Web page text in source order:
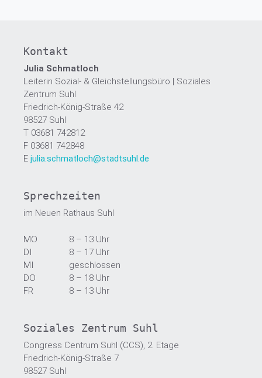
Kontakt
Julia Schmatloch
Leiterin Sozial- & Gleichstellungsbüro | Soziales
Zentrum Suhl
Friedrich-König-Straße 42
98527 Suhl
T 03681 742812
F 03681 742848
E julia.schmatloch@stadtsuhl.de
Sprechzeiten
im Neuen Rathaus Suhl
MO
8 – 13 Uhr
DI
8 – 17 Uhr
MI
geschlossen
DO
8 – 18 Uhr
FR
8 – 13 Uhr
Soziales Zentrum Suhl
Congress Centrum Suhl (CCS), 2. Etage
Friedrich-König-Straße 7
98527 Suhl